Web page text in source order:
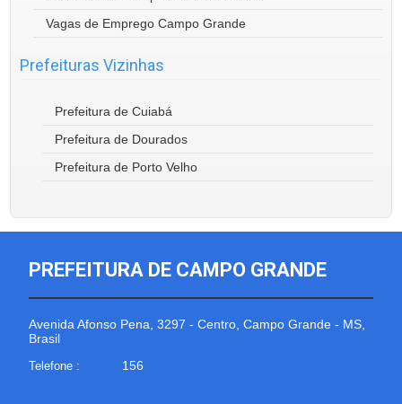
Vagas de Emprego Campo Grande
Prefeituras Vizinhas
Prefeitura de Cuiabá
Prefeitura de Dourados
Prefeitura de Porto Velho
PREFEITURA DE CAMPO GRANDE
Avenida Afonso Pena, 3297 - Centro, Campo Grande - MS,
Brasil
Telefone : 156